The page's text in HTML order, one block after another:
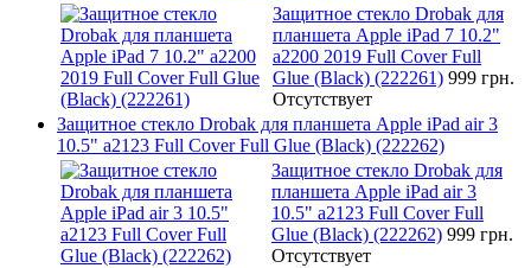
Защитное стекло Drobak для
планшета Apple iPad 7 10.2"
a2200 2019 Full Cover Full
Glue (Black) (222261) 999 грн.
Отсутствует
Защитное стекло Drobak для планшета Apple iPad air 3
10.5" a2123 Full Cover Full Glue (Black) (222262)
Защитное стекло Drobak для
планшета Apple iPad air 3
10.5" a2123 Full Cover Full
Glue (Black) (222262) 999 грн.
Отсутствует